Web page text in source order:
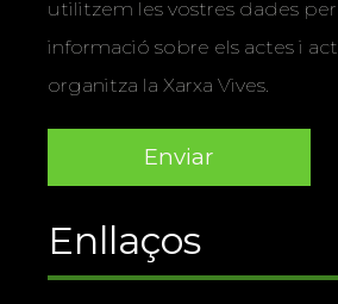
utilitzem les vostres dades per
informació sobre els actes i
organitza la Xarxa Vives.
Enllaços